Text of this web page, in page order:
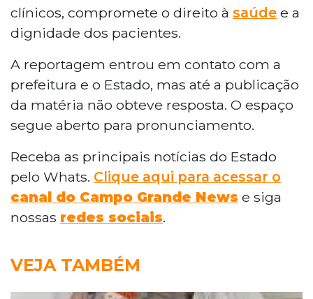
clínicos, compromete o direito à saúde e a
dignidade dos pacientes.
A reportagem entrou em contato com a
prefeitura e o Estado, mas até a publicação
da matéria não obteve resposta. O espaço
segue aberto para pronunciamento.
Receba as principais notícias do Estado
pelo Whats. Clique aqui para acessar o
canal do Campo Grande News e siga
nossas redes sociais.
VEJA TAMBÉM